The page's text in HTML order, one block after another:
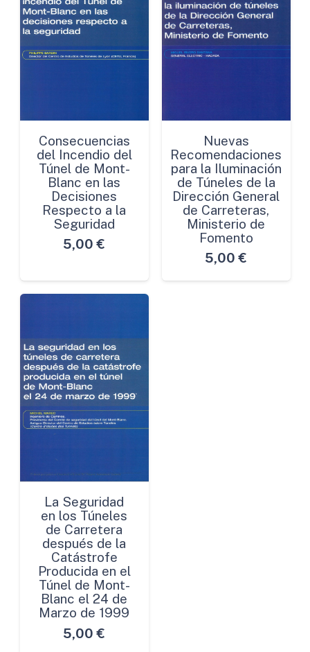
Consecuencias
del Incendio del
Túnel de Mont-
Blanc en las
Decisiones
Respecto a la
Seguridad
5,00 €
Nuevas
Recomendaciones
para la Iluminación
de Túneles de la
Dirección General
de Carreteras,
Ministerio de
Fomento
5,00 €
La Seguridad
en los Túneles
de Carretera
después de la
Catástrofe
Producida en el
Túnel de Mont-
Blanc el 24 de
Marzo de 1999
5,00 €